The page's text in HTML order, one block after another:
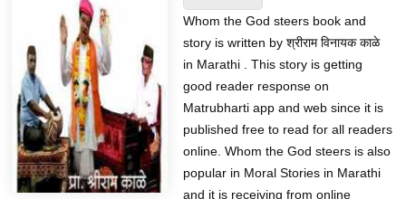
Whom the God steers book and
story is written by श्रीराम विनायक काळे
in Marathi . This story is getting
good reader response on
Matrubharti app and web since it is
published free to read for all readers
online. Whom the God steers is also
popular in Moral Stories in Marathi
and it is receiving from online